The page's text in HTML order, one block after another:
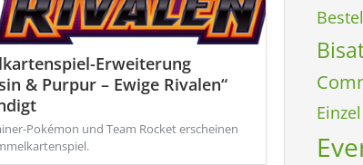
Erweiterung
& Purpur – Ewige Rivalen“
Pokémon und Team Rocket erscheinen
Einzel